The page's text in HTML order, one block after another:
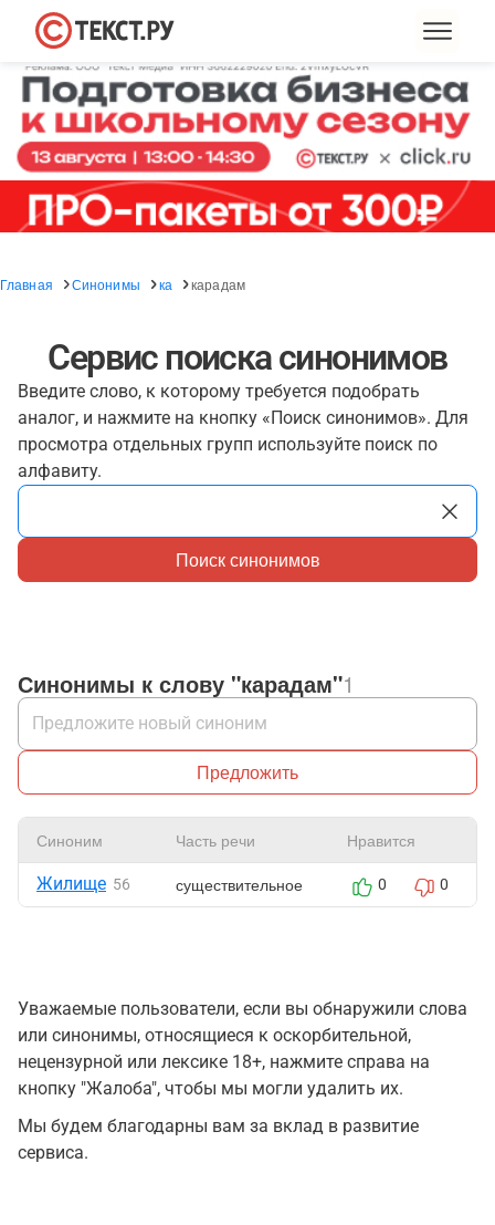
Главная Синонимы ка карадам
Сервис поиска синонимов
Введите слово, к которому требуется подобрать
аналог, и нажмите на кнопку «Поиск синонимов». Для
просмотра отдельных групп используйте поиск по
алфавиту.
Поиск синонимов
Синонимы к слову "карадам"1
Предложить
Синоним Часть речи Нравится
Жилище 56 существительное 0 0
Уважаемые пользователи, если вы обнаружили слова
или синонимы, относящиеся к оскорбительной,
нецензурной или лексике 18+, нажмите справа на
кнопку "Жалоба", чтобы мы могли удалить их.
Мы будем благодарны вам за вклад в развитие
сервиса.